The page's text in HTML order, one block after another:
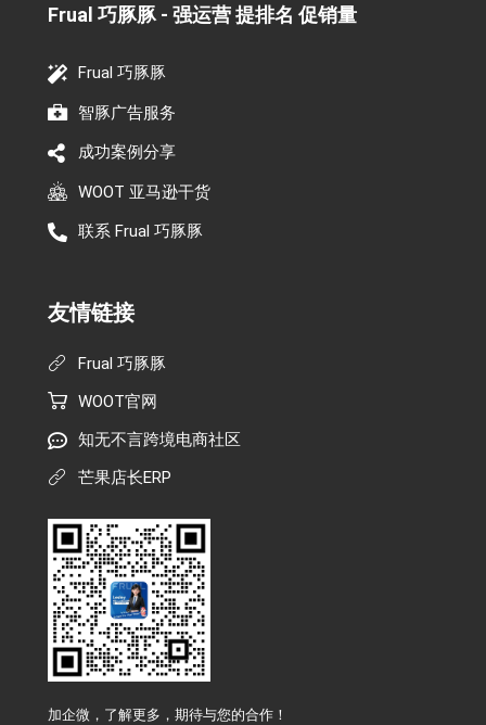
Frual 巧豚豚 - 强运营 提排名 促销量​
Frual 巧豚豚
智豚广告服务
成功案例分享
WOOT 亚马逊干货
联系 Frual 巧豚豚
友情链接
Frual 巧豚豚
WOOT官网
知无不言跨境电商社区
芒果店长ERP
加企微，了解更多，期待与您的合作！